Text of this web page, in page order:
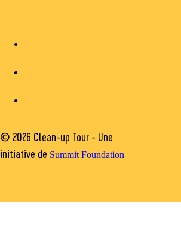
© 2026 Clean-up Tour - Une
initiative de Summit Foundation